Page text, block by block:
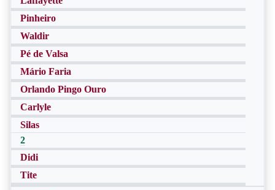
Pinheiro
Waldir
Pé de Valsa
Mário Faria
Orlando Pingo Ouro
Carlyle
Silas
2
Didi
Tite